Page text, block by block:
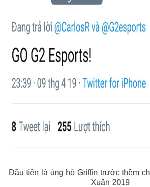
Đầu tiên là ủng hộ Griffin trước thềm
Xuân 2019